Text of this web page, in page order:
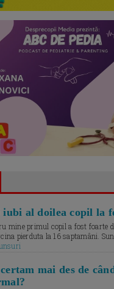
iubi al doilea copil la
mine primul copil a fost foarte
pierduta la 16 saptamâni.
mai des de